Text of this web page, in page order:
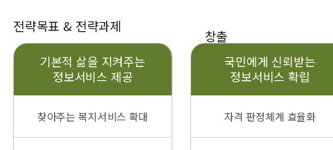
창출
전략목표 & 전략과제
기본적 삶을 지켜주는
정보서비스 제공
찾아주는 복지서비스 확대
국민에게 신뢰받는
정보서비스 확립
자격 판정체계 효율화